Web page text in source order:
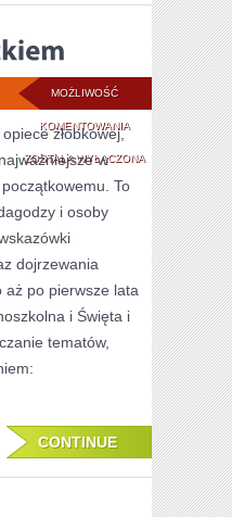
MOŻLIWOŚĆ
KOMENTOWANIAKOMUNIKACJA
Z
DZIECKIEM
ZOSTAŁA WYŁĄCZONA
żłobkowej,
w
To
i osoby
dojrzewania
aż po pierwsze lata
i Święta i
tematów,
CONTINUE